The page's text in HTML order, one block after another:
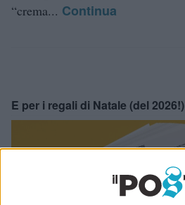
“crema... Continua
E per i regali di Natale (del 2026!)